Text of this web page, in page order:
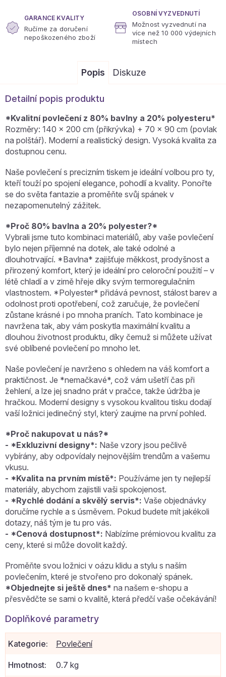
GARANCE KVALITY
Ručíme za doručení
nepoškozeného zboží
OSOBNÍ VYZVEDNUTÍ
Možnost vyzvednutí na
více než 10 000 výdejních
místech
Popis Diskuze
Detailní popis produktu
*Kvalitní povlečení z 80% bavlny a 20% polyesteru*
Rozměry: 140 x 200 cm (přikrývka) + 70 x 90 cm (povlak
na polštář). Moderní a realistický design. Vysoká kvalita za
dostupnou cenu.
Naše povlečení s precizním tiskem je ideální volbou pro ty,
kteří touží po spojení elegance, pohodlí a kvality. Ponořte
se do světa fantazie a proměňte svůj spánek v
nezapomenutelný zážitek.
*Proč 80% bavlna a 20% polyester?*
Vybrali jsme tuto kombinaci materiálů, aby vaše povlečení
bylo nejen příjemné na dotek, ale také odolné a
dlouhotrvající. *Bavlna* zajišťuje měkkost, prodyšnost a
přirozený komfort, který je ideální pro celoroční použití – v
létě chladí a v zimě hřeje díky svým termoregulačním
vlastnostem. *Polyester* přidává pevnost, stálost barev a
odolnost proti opotřebení, což zaručuje, že povlečení
zůstane krásné i po mnoha praních. Tato kombinace je
navržena tak, aby vám poskytla maximální kvalitu a
dlouhou životnost produktu, díky čemuž si můžete užívat
své oblíbené povlečení po mnoho let.
Naše povlečení je navrženo s ohledem na váš komfort a
praktičnost. Je *nemačkavé*, což vám ušetří čas při
žehlení, a lze jej snadno prát v pračce, takže údržba je
hračkou. Moderní designy s vysokou kvalitou tisku dodají
vaší ložnici jedinečný styl, který zaujme na první pohled.
*Proč nakupovat u nás?*
- *Exkluzivní designy*: Naše vzory jsou pečlivě
vybírány, aby odpovídaly nejnovějším trendům a vašemu
vkusu.
- *Kvalita na prvním místě*: Používáme jen ty nejlepší
materiály, abychom zajistili vaši spokojenost.
- *Rychlé dodání a skvělý servis*: Vaše objednávky
doručíme rychle a s úsměvem. Pokud budete mít jakékoli
dotazy, náš tým je tu pro vás.
- *Cenová dostupnost*: Nabízíme prémiovou kvalitu za
ceny, které si může dovolit každý.
Proměňte svou ložnici v oázu klidu a stylu s naším
povlečením, které je stvořeno pro dokonalý spánek.
*Objednejte si ještě dnes* na našem e-shopu a
přesvědčte se sami o kvalitě, která předčí vaše očekávání!
Doplňkové parametry
Kategorie: Povlečení
Hmotnost: 0.7 kg